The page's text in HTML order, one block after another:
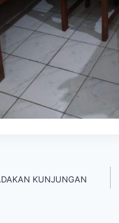
KUNJUNGAN